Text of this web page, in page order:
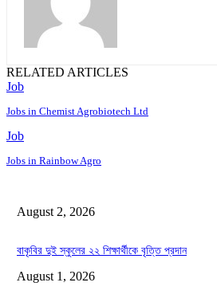
RELATED ARTICLES
Job
Jobs in Chemist Agrobiotech Ltd
Job
Jobs in Rainbow Agro
August 2, 2026
বাকৃবির দুই স্কুলের ২২ শিক্ষার্থীকে বৃত্তি প্রদান
August 1, 2026